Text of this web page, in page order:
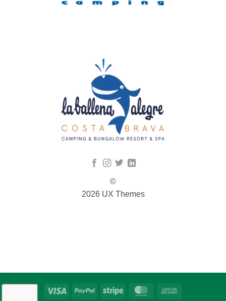
©
2026 UX Themes
Visa PayPal Stripe MasterCard